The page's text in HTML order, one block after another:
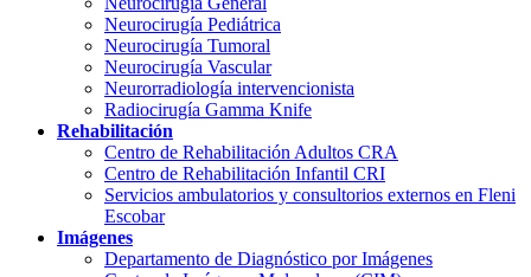
Neurocirugía Pediátrica
Neurocirugía Tumoral
Neurocirugía Vascular
Neurorradiología intervencionista
Radiocirugía Gamma Knife
Rehabilitación
Centro de Rehabilitación Adultos CRA
Centro de Rehabilitación Infantil CRI
Servicios ambulatorios y consultorios externos en Fleni
Escobar
Imágenes
Departamento de Diagnóstico por Imágenes